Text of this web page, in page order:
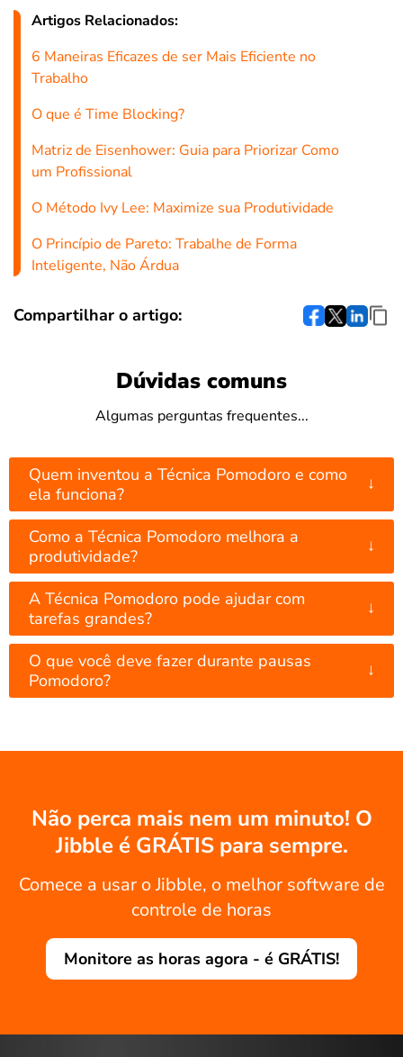
Artigos Relacionados:
6 Maneiras Eficazes de ser Mais Eficiente no
Trabalho
O que é Time Blocking?
Matriz de Eisenhower: Guia para Priorizar Como
um Profissional
O Método Ivy Lee: Maximize sua Produtividade
O Princípio de Pareto: Trabalhe de Forma
Inteligente, Não Árdua
Compartilhar o artigo:
Dúvidas comuns
Algumas perguntas frequentes...
Quem inventou a Técnica Pomodoro e como
ela funciona?
↓
Como a Técnica Pomodoro melhora a
produtividade?
↓
A Técnica Pomodoro pode ajudar com
tarefas grandes?
↓
O que você deve fazer durante pausas
Pomodoro?
↓
Não perca mais nem um minuto! O
Jibble é GRÁTIS para sempre.
Comece a usar o Jibble, o melhor software de
controle de horas
Monitore as horas agora - é GRÁTIS!